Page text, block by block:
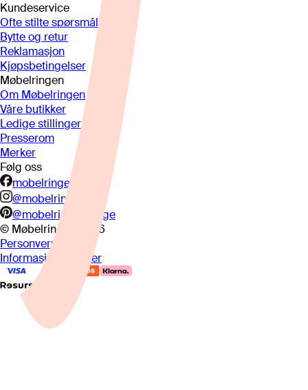
Kundeservice
Ofte stilte spørsmål
Bytte og retur
Reklamasjon
Kjøpsbetingelser
Møbelringen
Om Møbelringen
Våre butikker
Ledige stillinger
Presserom
Merker
Følg oss
mobelringen.no
@mobelringen
@mobelringennorge
© Møbelringen
2026
Personvern
Informasjonskapsler